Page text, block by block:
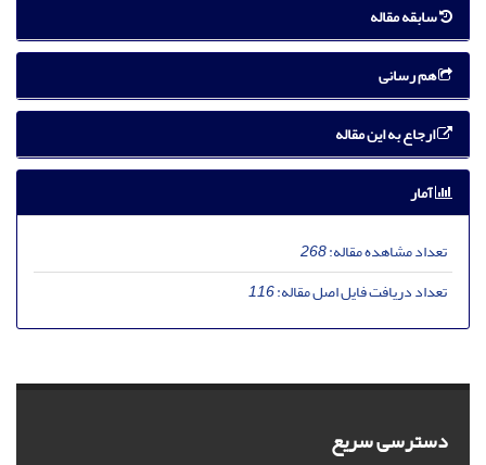
سابقه مقاله
هم رسانی
ارجاع به این مقاله
آمار
تعداد مشاهده مقاله:268
تعداد دریافت فایل اصل مقاله:116
دسترسی سریع